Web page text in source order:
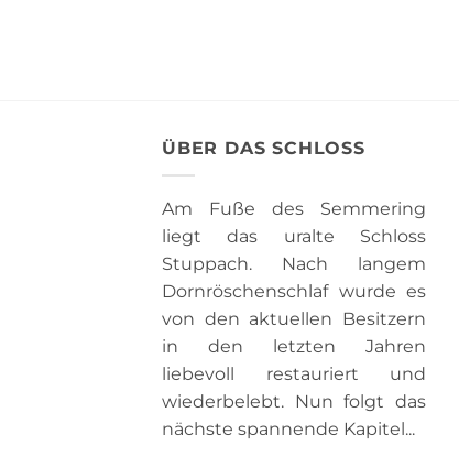
ÜBER DAS SCHLOSS
Am Fuße des Semmering
liegt das uralte Schloss
Stuppach. Nach langem
Dornröschenschlaf wurde es
von den aktuellen Besitzern
in den letzten Jahren
liebevoll restauriert und
wiederbelebt. Nun folgt das
nächste spannende Kapitel...